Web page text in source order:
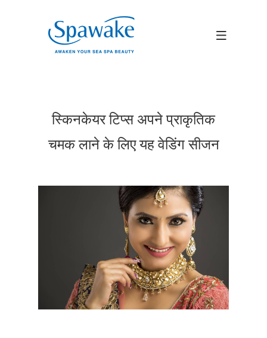
स्किनकेयर टिप्स अपने प्राकृतिक
चमक लाने के लिए यह वेडिंग सीजन